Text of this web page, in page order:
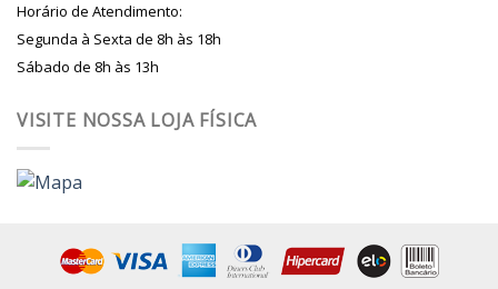
Horário de Atendimento:
Segunda à Sexta de 8h às 18h
Sábado de 8h às 13h
VISITE NOSSA LOJA FÍSICA